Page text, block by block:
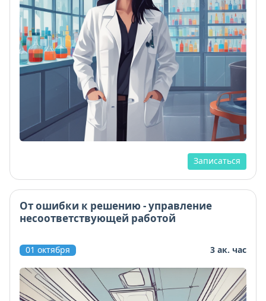
Записаться
От ошибки к решению - управление
несоответствующей работой
01 октября 3 ак. час